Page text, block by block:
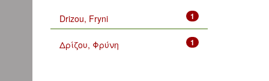
1
Drizou, Fryni
1
Δρίζου, Φρύνη